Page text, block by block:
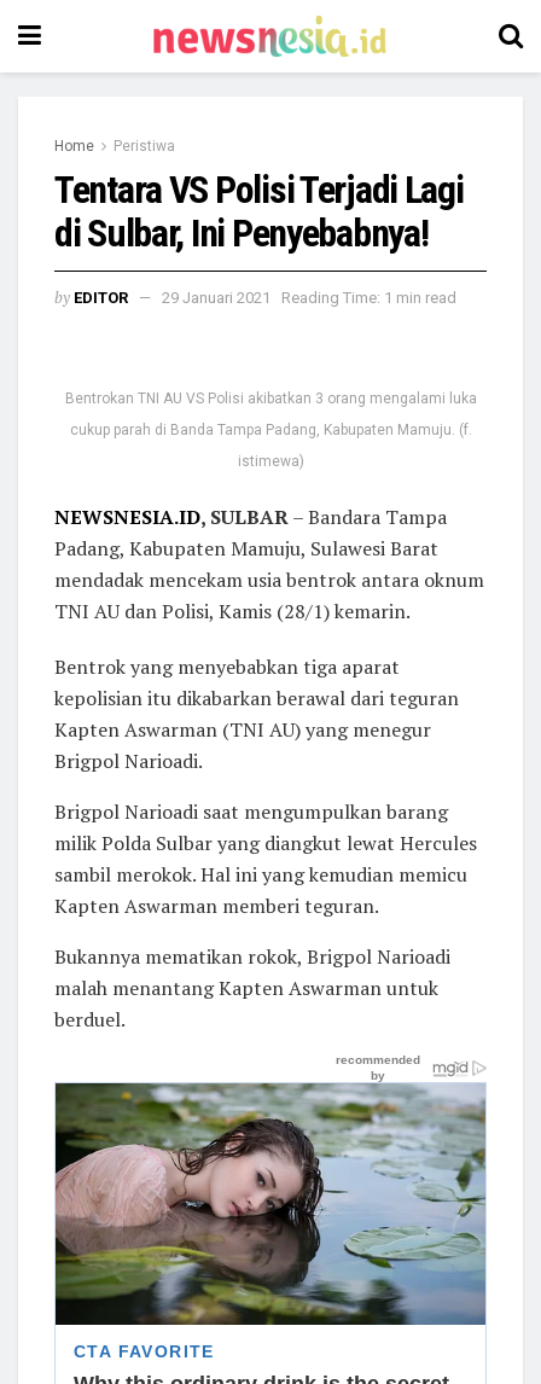
Home Peristiwa
Tentara VS Polisi Terjadi Lagi
di Sulbar, Ini Penyebabnya!
by EDITOR 29 Januari 2021 Reading Time: 1 min read
Bentrokan TNI AU VS Polisi akibatkan 3 orang mengalami luka
cukup parah di Banda Tampa Padang, Kabupaten Mamuju. (f.
istimewa)
NEWSNESIA.ID, SULBAR– Bandara Tampa
Padang, Kabupaten Mamuju, Sulawesi Barat
mendadak mencekam usia bentrok antara oknum
TNI AU dan Polisi, Kamis (28/1) kemarin.
Bentrok yang menyebabkan tiga aparat
kepolisian itu dikabarkan berawal dari teguran
Kapten Aswarman (TNI AU) yang menegur
Brigpol Narioadi.
Brigpol Narioadi saat mengumpulkan barang
milik Polda Sulbar yang diangkut lewat Hercules
sambil merokok. Hal ini yang kemudian memicu
Kapten Aswarman memberi teguran.
Bukannya mematikan rokok, Brigpol Narioadi
malah menantang Kapten Aswarman untuk
berduel.